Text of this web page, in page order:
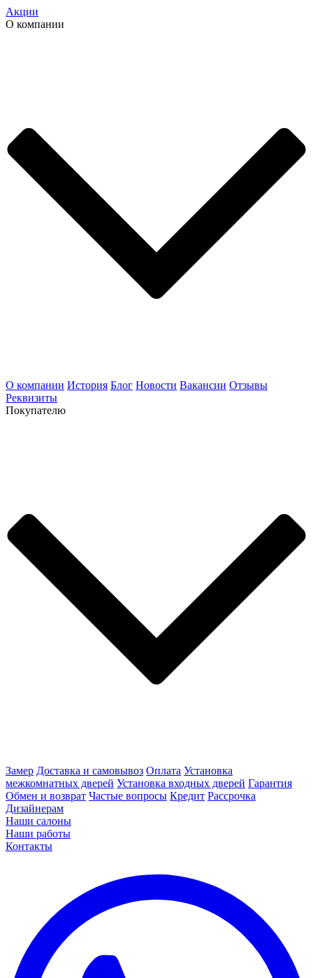
Акции
О компании
О компании История Блог Новости Вакансии Отзывы
Реквизиты
Покупателю
Замер Доставка и самовывоз Оплата Установка
межкомнатных дверей Установка входных дверей Гарантия
Обмен и возврат Частые вопросы Кредит Рассрочка
Дизайнерам
Наши салоны
Наши работы
Контакты